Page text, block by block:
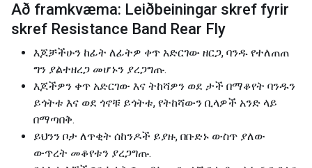
Að framkvæma: Leiðbeiningar skref fyrir
skref Resistance Band Rear Fly
እጆቻችሁን ከፊት ለፊትዎ ቀጥ አድርገው ዘርጋ, ባንዱ የተለጠጠ
ግን ያልተዘረጋ መሆኑን ያረጋግጡ.
እጆችዎን ቀጥ አድርገው እና ​​ትከሻዎን ወደ ታች በማቆየት ባንዱን
ይጎትቱ እና ወደ ጎኖቹ ይጎትቱ, የትከሻውን ቢላዎች አንድ ላይ
በማጣበቅ.
ይህንን ቦታ ለጥቂት ሰከንዶች ይያዙ, በቡድኑ ውስጥ ያለው
ውጥረት መቆየቱን ያረጋግጡ.